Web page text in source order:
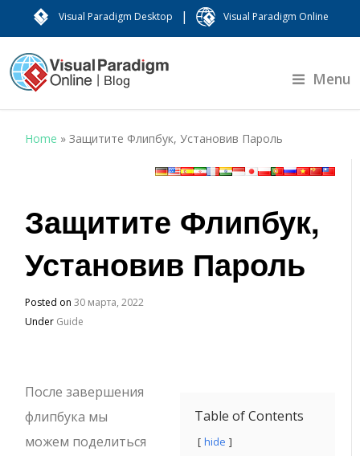
Visual Paradigm Desktop | Visual Paradigm Online
Menu
Home »Защитите Флипбук, Установив Пароль
Защитите Флипбук,
Установив Пароль
Posted on30 марта, 2022
Under Guide
Table of Contents
hide
После завершения
флипбука мы
можем поделиться